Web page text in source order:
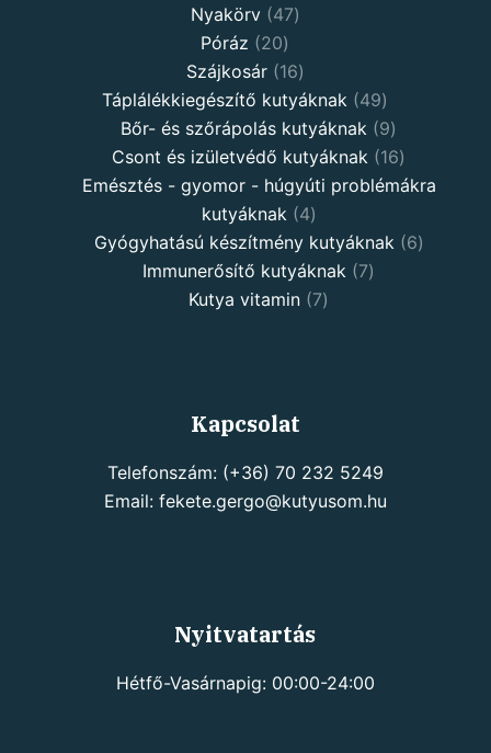
Nyakörv 4747
Póráz 2020
products
Szájkosár 1616
products
Táplálékkiegészítő kutyáknak 4949
products
Bőr- és szőrápolás kutyáknak 99
products
Csont és izületvédő kutyáknak 1616
products
Emésztés - gyomor - húgyúti problémákra
kutyáknak
44
products
Gyógyhatású készítmény kutyáknak 66
Immunerősítő kutyáknak 77
Kutya vitamin 77
Kapcsolat
Telefonszám: (+36) 70 232 5249
Email: fekete.gergo@kutyusom.hu
Nyitvatartás
Hétfő-Vasárnapig: 00:00-24:00